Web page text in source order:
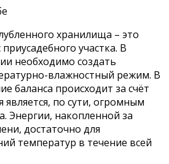
хранилища – это
участка. В
необходимо создать
влажностный режим. В
баланса происходит за счёт
является, по сути, огромным
Энергии, накопленной за
достаточно для
температур в течение всей